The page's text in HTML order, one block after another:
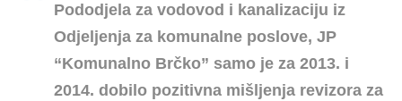
Pododjela za vodovod i kanalizaciju iz
Odjeljenja za komunalne poslove, JP
“Komunalno Brčko” samo je za 2013. i
2014. dobilo pozitivna mišljenja revizora za